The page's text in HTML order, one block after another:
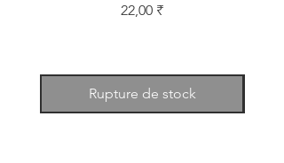
Prix
22,00 ₹
Rupture de stock